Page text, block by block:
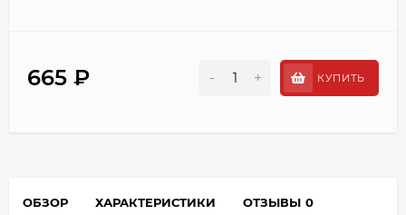
665 ₽ - + КУПИТЬ
ОБЗОР ХАРАКТЕРИСТИКИ ОТЗЫВЫ 0